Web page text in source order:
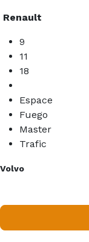
Renault
9
11
18
Espace
Fuego
Master
Trafic
Volvo